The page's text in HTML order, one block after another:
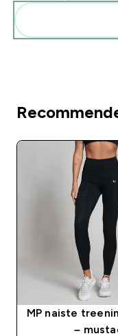
MP naiste
–